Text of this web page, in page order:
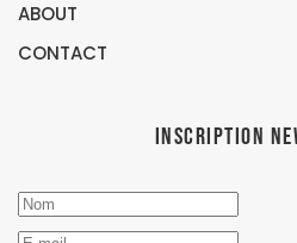
ABOUT
CONTACT
Inscription